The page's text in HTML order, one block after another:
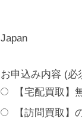
Japan
お申込み内容 (
【宅配買取】
【訪問買取】